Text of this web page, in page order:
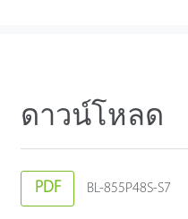
ดาวน์โหลด
PDF BL-855P48S-S7